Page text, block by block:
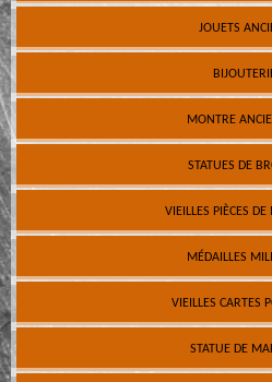
JOUETS
MONTRE
STATUES DE
VIEILLES PIÈCES
MÉDAILLES
VIEILLES CARTES
STATUE DE